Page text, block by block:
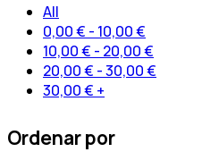
All
0,00€ - 10,00€
10,00€ - 20,00€
20,00€ -30,00€
30,00€ +
Ordenar por